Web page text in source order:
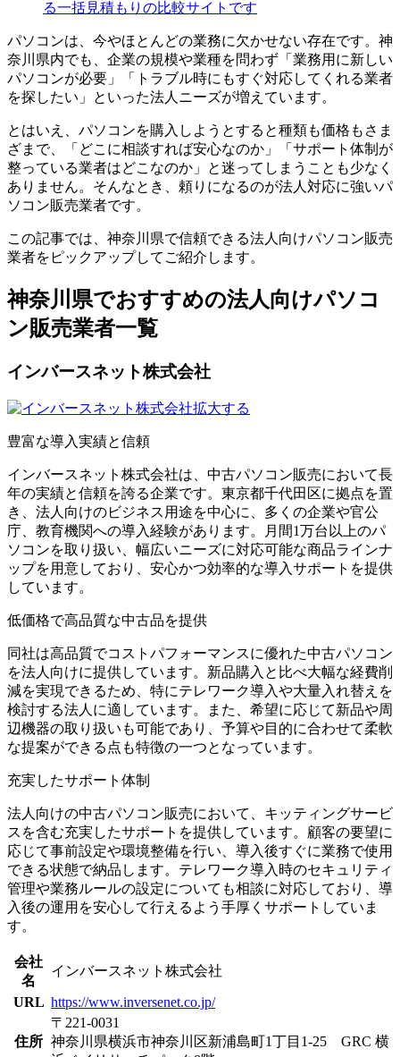
る一括見積もりの比較サイトです
パソコンは、今やほとんどの業務に欠かせない存在です。神
奈川県内でも、企業の規模や業種を問わず「業務用に新しい
パソコンが必要」「トラブル時にもすぐ対応してくれる業者
を探したい」といった法人ニーズが増えています。
とはいえ、パソコンを購入しようとすると種類も価格もさま
ざまで、「どこに相談すれば安心なのか」「サポート体制が
整っている業者はどこなのか」と迷ってしまうことも少なく
ありません。そんなとき、頼りになるのが法人対応に強いパ
ソコン販売業者です。
この記事では、神奈川県で信頼できる法人向けパソコン販売
業者をピックアップしてご紹介します。
神奈川県でおすすめの法人向けパソコ
ン販売業者一覧
インバースネット株式会社
拡大する
豊富な導入実績と信頼
インバースネット株式会社は、中古パソコン販売において長
年の実績と信頼を誇る企業です。東京都千代田区に拠点を置
き、法人向けのビジネス用途を中心に、多くの企業や官公
庁、教育機関への導入経験があります。月間1万台以上のパ
ソコンを取り扱い、幅広いニーズに対応可能な商品ラインナ
ップを用意しており、安心かつ効率的な導入サポートを提供
しています。
低価格で高品質な中古品を提供
同社は高品質でコストパフォーマンスに優れた中古パソコン
を法人向けに提供しています。新品購入と比べ大幅な経費削
減を実現できるため、特にテレワーク導入や大量入れ替えを
検討する法人に適しています。また、希望に応じて新品や周
辺機器の取り扱いも可能であり、予算や目的に合わせて柔軟
な提案ができる点も特徴の一つとなっています。
充実したサポート体制
法人向けの中古パソコン販売において、キッティングサービ
スを含む充実したサポートを提供しています。顧客の要望に
応じて事前設定や環境整備を行い、導入後すぐに業務で使用
できる状態で納品します。テレワーク導入時のセキュリティ
管理や業務ルールの設定についても相談に対応しており、導
入後の運用を安心して行えるよう手厚くサポートしていま
す。
会社
名
インバースネット株式会社
URL https://www.inversenet.co.jp/
住所
〒221-0031
神奈川県横浜市神奈川区新浦島町1丁目1-25 GRC 横